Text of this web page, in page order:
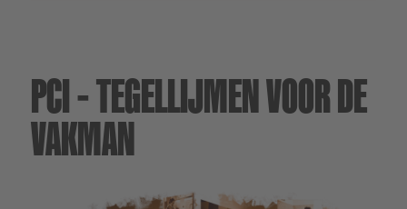
PCI – TEGELLIJMEN VOOR DE
VAKMAN